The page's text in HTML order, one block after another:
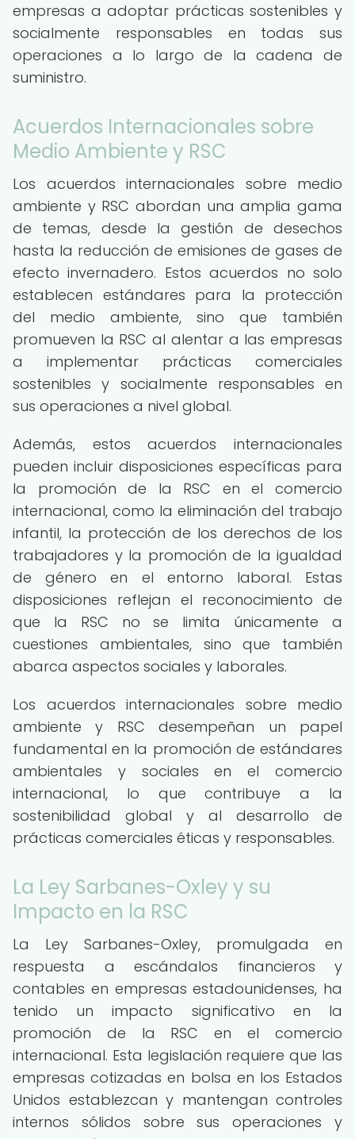
empresas a adoptar prácticas sostenibles y
socialmente responsables en todas sus
operaciones a lo largo de la cadena de
suministro.
Acuerdos Internacionales sobre
Medio Ambiente y RSC
Los acuerdos internacionales sobre medio
ambiente y RSC abordan una amplia gama
de temas, desde la gestión de desechos
hasta la reducción de emisiones de gases de
efecto invernadero. Estos acuerdos no solo
establecen estándares para la protección
del medio ambiente, sino que también
promueven la RSC al alentar a las empresas
a implementar prácticas comerciales
sostenibles y socialmente responsables en
sus operaciones a nivel global.
Además, estos acuerdos internacionales
pueden incluir disposiciones específicas para
la promoción de la RSC en el comercio
internacional, como la eliminación del trabajo
infantil, la protección de los derechos de los
trabajadores y la promoción de la igualdad
de género en el entorno laboral. Estas
disposiciones reflejan el reconocimiento de
que la RSC no se limita únicamente a
cuestiones ambientales, sino que también
abarca aspectos sociales y laborales.
Los acuerdos internacionales sobre medio
ambiente y RSC desempeñan un papel
fundamental en la promoción de estándares
ambientales y sociales en el comercio
internacional, lo que contribuye a la
sostenibilidad global y al desarrollo de
prácticas comerciales éticas y responsables.
La Ley Sarbanes-Oxley y su
Impacto en la RSC
La Ley Sarbanes-Oxley, promulgada en
respuesta a escándalos financieros y
contables en empresas estadounidenses, ha
tenido un impacto significativo en la
promoción de la RSC en el comercio
internacional. Esta legislación requiere que las
empresas cotizadas en bolsa en los Estados
Unidos establezcan y mantengan controles
internos sólidos sobre sus operaciones y